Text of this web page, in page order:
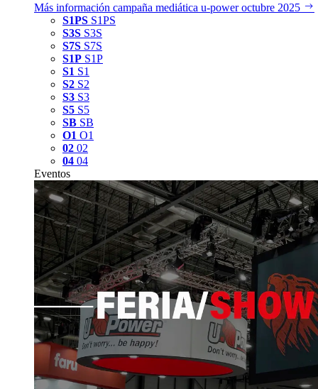
Más información campaña mediática u‑power octubre 2025
S1PS S1PS
S3S S3S
S7S S7S
S1P S1P
S1 S1
S2 S2
S3 S3
S5 S5
SB SB
O1 O1
02 02
04 04
Eventos